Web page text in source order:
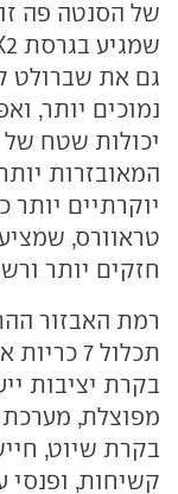
של הסנטה פה
שמגיע בגרסת 2
גם את שברולט
נמוכים יותר,
יכולות שטח
המאובזרות
יוקרתיים
חזקים יותר
רמת האבזור
תכלול 7
בקרת יציבות
מפוצלת,
קשיחות, ופנסי